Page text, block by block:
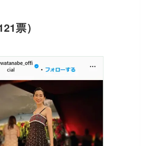
票）